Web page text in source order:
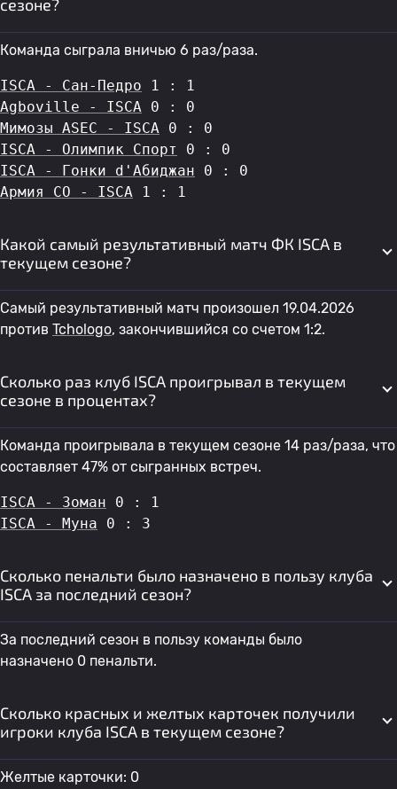
сезоне?
Команда сыграла вничью 6 раз/раза.
ISCA - Сан-Педро 1 : 1
Agboville - ISCA 0 : 0
Мимозы ASEC - ISCA 0 : 0
ISCA - Олимпик Спорт
0 : 0
ISCA - Гонки d'Абиджан 0 : 0
Армия СО - ISCA 1 : 1
Какой самый результативный матч ФК ISCA в
текущем сезоне?
Самый результативный матч произошел 19.04.2026
против Tchologo, закончившийся со счетом 1:2.
Сколько раз клуб ISCA проигрывал в текущем
сезоне в процентах?
Команда проигрывала в текущем сезоне 14 раз/раза, что
составляет 47% от сыгранных встреч.
ISCA - Зоман 0 : 1
ISCA - Муна 0 : 3
Сколько пенальти было назначено в пользу клуба
ISCA за последний сезон?
За последний сезон в пользу команды было
назначено 0 пенальти.
Сколько красных и желтых карточек получили
игроки клуба ISCA в текущем сезоне?
Желтые карточки: 0